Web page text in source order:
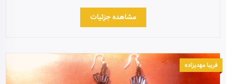
مشاهده جزئیات
فریبا مهدیزاده